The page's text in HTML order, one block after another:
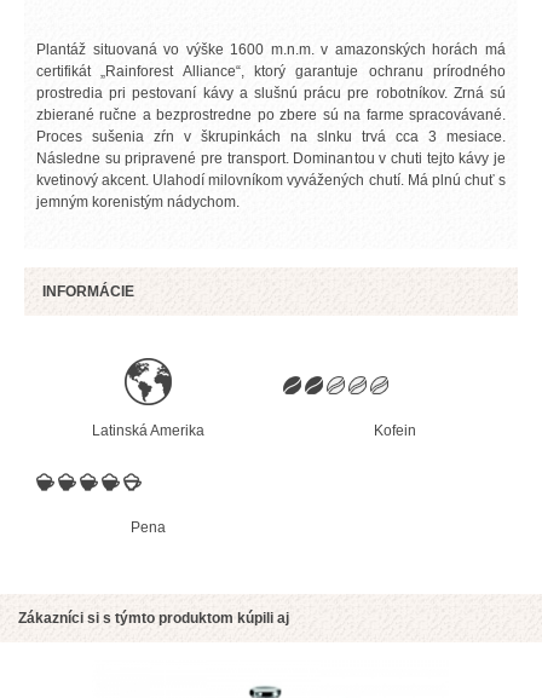
Plantáž situovaná vo výške 1600 m.n.m. v amazonských horách má
certifikát „Rainforest Alliance“, ktorý garantuje ochranu prírodného
prostredia pri pestovaní kávy a slušnú prácu pre robotníkov. Zrná sú
zbierané ručne a bezprostredne po zbere sú na farme spracovávané.
Proces sušenia zŕn v škrupinkách na slnku trvá cca 3 mesiace.
Následne su pripravené pre transport. Dominantou v chuti tejto kávy je
kvetinový akcent. Ulahodí milovníkom vyvážených chutí. Má plnú chuť s
jemným korenistým nádychom.
INFORMÁCIE
Latinská Amerika Kofein
Pena
Zákazníci si s týmto produktom kúpili aj